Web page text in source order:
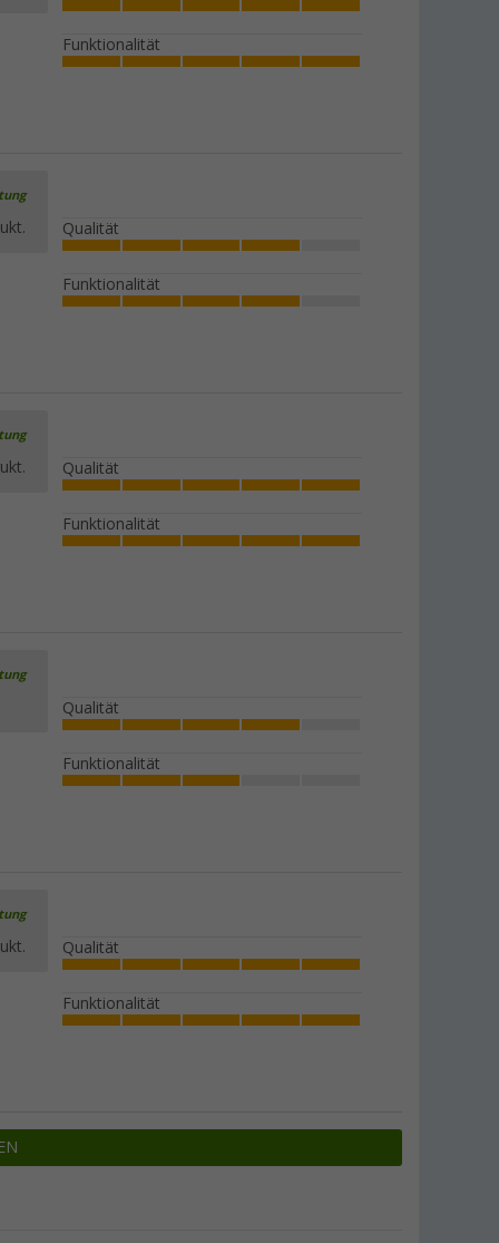
Funktionalität
Qualität
Funktionalität
Qualität
Funktionalität
Qualität
Funktionalität
Qualität
Funktionalität